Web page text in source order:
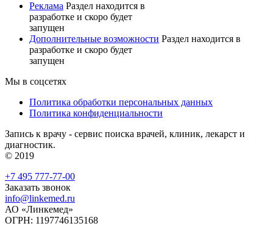
Реклама Раздел находится в
разработке и скоро будет
запущен
Дополнительные возможности Раздел находится в
разработке и скоро будет
запущен
Мы в соцсетях
Политика обработки персональных данных
Политика конфиденциальности
Запись к врачу - сервис поиска врачей, клиник, лекарст и
диагностик.
© 2019
+7 495 777-77-00
Заказать звонок
info@linkemed.ru
АО «Линкемед»
ОГРН: 1197746135168